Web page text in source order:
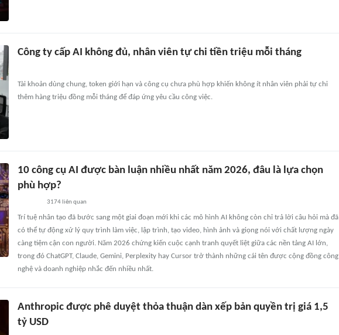
Công ty cấp AI không đủ, nhân viên tự chi tiền triệu mỗi tháng
Tài khoản dùng chung, token giới hạn và công cụ chưa phù hợp khiến không ít nhân viên phải tự chi
thêm hàng triệu đồng mỗi tháng để đáp ứng yêu cầu công việc.
10 công cụ AI được bàn luận nhiều nhất năm 2026, đâu là lựa chọn
phù hợp?
3174 liên quan
Trí tuệ nhân tạo đã bước sang một giai đoạn mới khi các mô hình AI không còn chỉ trả lời câu hỏi mà đã
có thể tự động xử lý quy trình làm việc, lập trình, tạo video, hình ảnh và giọng nói với chất lượng ngày
càng tiệm cận con người. Năm 2026 chứng kiến cuộc cạnh tranh quyết liệt giữa các nền tảng AI lớn,
trong đó ChatGPT, Claude, Gemini, Perplexity hay Cursor trở thành những cái tên được cộng đồng công
nghệ và doanh nghiệp nhắc đến nhiều nhất.
Anthropic được phê duyệt thỏa thuận dàn xếp bản quyền trị giá 1,5
tỷ USD